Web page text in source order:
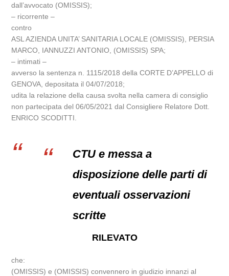
dall’avvocato (OMISSIS);
– ricorrente –
contro
ASL AZIENDA UNITA’ SANITARIA LOCALE (OMISSIS), PERSIA
MARCO, IANNUZZI ANTONIO, (OMISSIS) SPA;
– intimati –
avverso la sentenza n. 1115/2018 della CORTE D’APPELLO di
GENOVA, depositata il 04/07/2018;
udita la relazione della causa svolta nella camera di consiglio
non partecipata del 06/05/2021 dal Consigliere Relatore Dott.
ENRICO SCODITTI.
CTU e messa a
disposizione delle parti di
eventuali osservazioni
scritte
RILEVATO
che:
(OMISSIS) e (OMISSIS) convennero in giudizio innanzi al